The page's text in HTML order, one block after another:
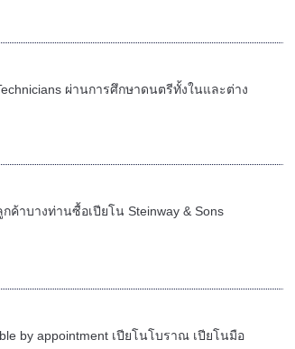
ผ่านการศึกษาดนตรีทั้งในและต่าง
ค้าบางท่านซื้อเปียโน Steinway & Sons
by appointment เปียโนโบราณ เปียโนมือ